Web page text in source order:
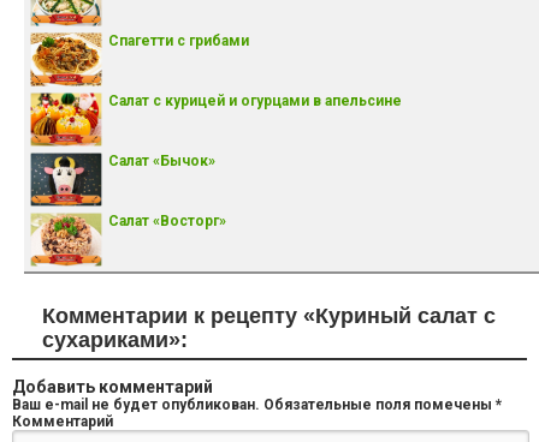
Спагетти с грибами
Салат с курицей и огурцами в апельсине
Салат «Бычок»
Салат «Восторг»
Комментарии к рецепту «Куриный салат с
сухариками»:
Добавить комментарий
Ваш e-mail не будет опубликован. Обязательные поля помечены *
Комментарий